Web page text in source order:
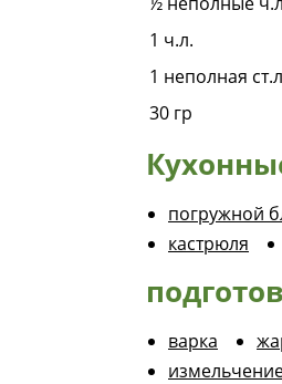
1 ч.л.
1 неполная
30 гр
погружной
кастрюля
варка